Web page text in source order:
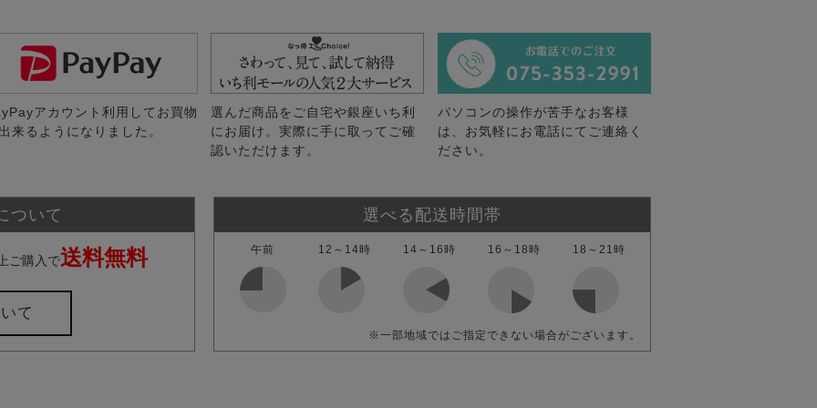
アカウント利用してお買物
来るようになりました。
選んだ商品をご自宅や銀座いち利
にお届け。実際に手に取ってご確
認いただけます。
パソコンの操作が苦手なお客様
は、お気軽にお電話にてご連絡く
ださい。
ついて
ご購入で送料無料
て
選べる配送時間帯
午前 12～14時 14～16時 16～18時 18～21時
※一部地域ではご指定できない場合がございます。